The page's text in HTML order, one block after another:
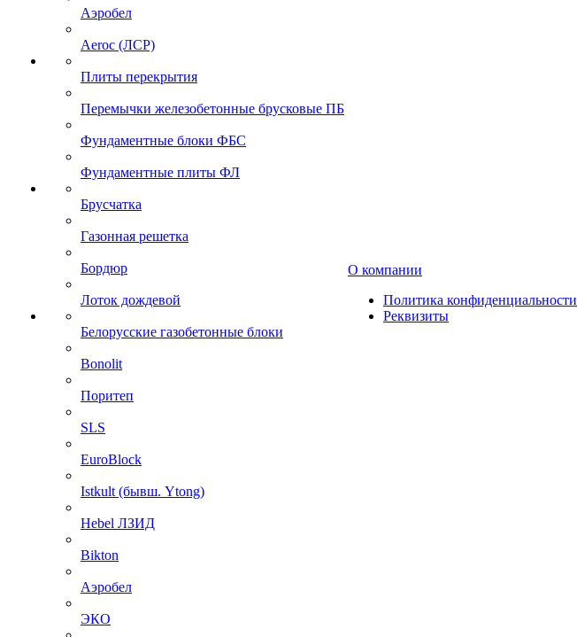
Аэробел
Aeroc (ЛСР)
Плиты перекрытия
Перемычки железобетонные брусковые ПБ
Фундаментные блоки ФБС
Фундаментные плиты ФЛ
Брусчатка
Газонная решетка
Бордюр
Лоток дождевой
Белорусские газобетонные блоки
Bonolit
Поритеп
SLS
EuroBlock
Istkult (бывш. Ytong)
Hebel ЛЗИД
Bikton
Аэробел
ЭКО
О компании
Политика конфиденциальности
Реквизиты